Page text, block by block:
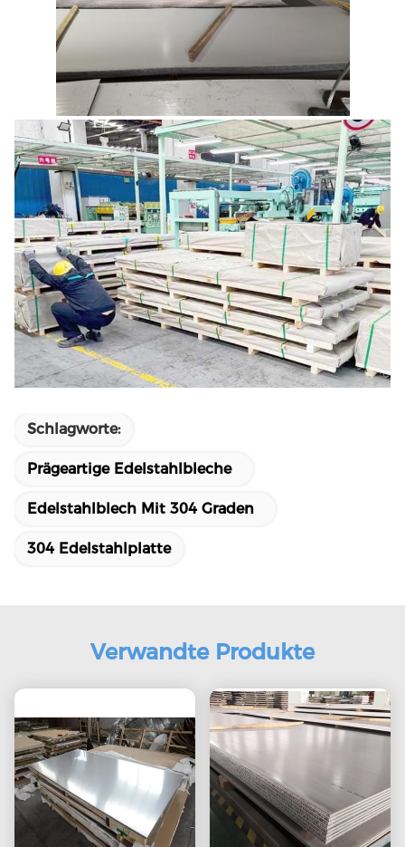
Schlagworte:
Prägeartige Edelstahlbleche
Edelstahlblech Mit 304 Graden
304 Edelstahlplatte
Verwandte Produkte